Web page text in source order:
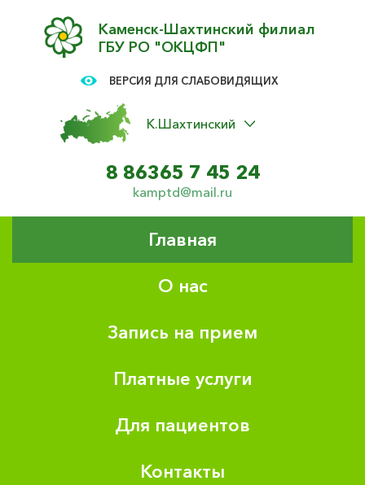
Каменск-Шахтинский филиал
ГБУ РО "ОКЦФП"
ВЕРСИЯ ДЛЯ СЛАБОВИДЯЩИХ
К.Шахтинский
8 86365 7 45 24
kamptd@mail.ru
Главная
О нас
Запись на прием
Платные услуги
Для пациентов
Контакты